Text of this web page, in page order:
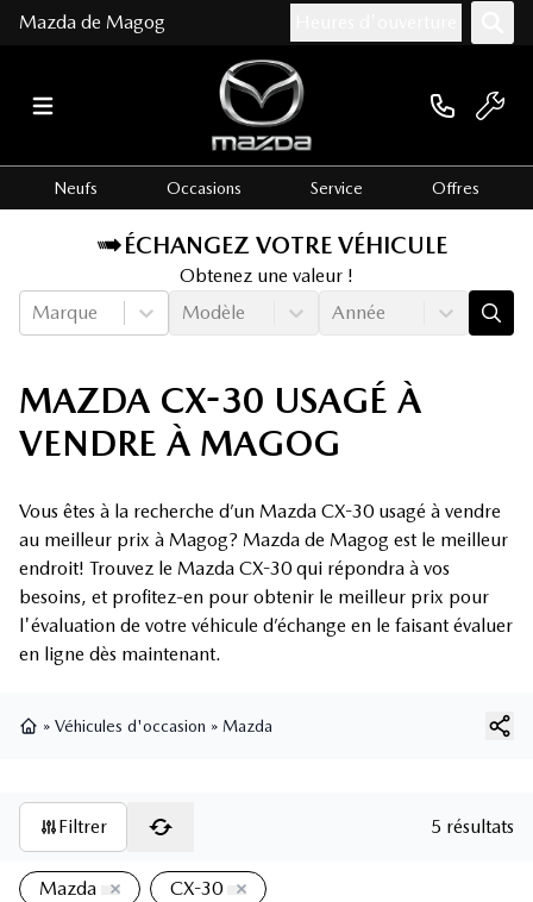
Mazda de Magog
Neufs Occasions Service Offres
ÉCHANGEZ VOTRE VÉHICULE
Obtenez une valeur !
Marque
Modèle Année
MAZDA CX-30 USAGÉ À
VENDRE À MAGOG
Vous êtes à la recherche d’un Mazda CX-30 usagé à vendre
au meilleur prix à Magog? Mazda de Magog est le meilleur
endroit! Trouvez le Mazda CX-30 qui répondra à vos
besoins, et profitez-en pour obtenir le meilleur prix pour
l'évaluation de votre véhicule d’échange en le faisant évaluer
en ligne dès maintenant.
» Véhicules d'occasion » Mazda
Filtrer 5 résultats
Mazda CX-30